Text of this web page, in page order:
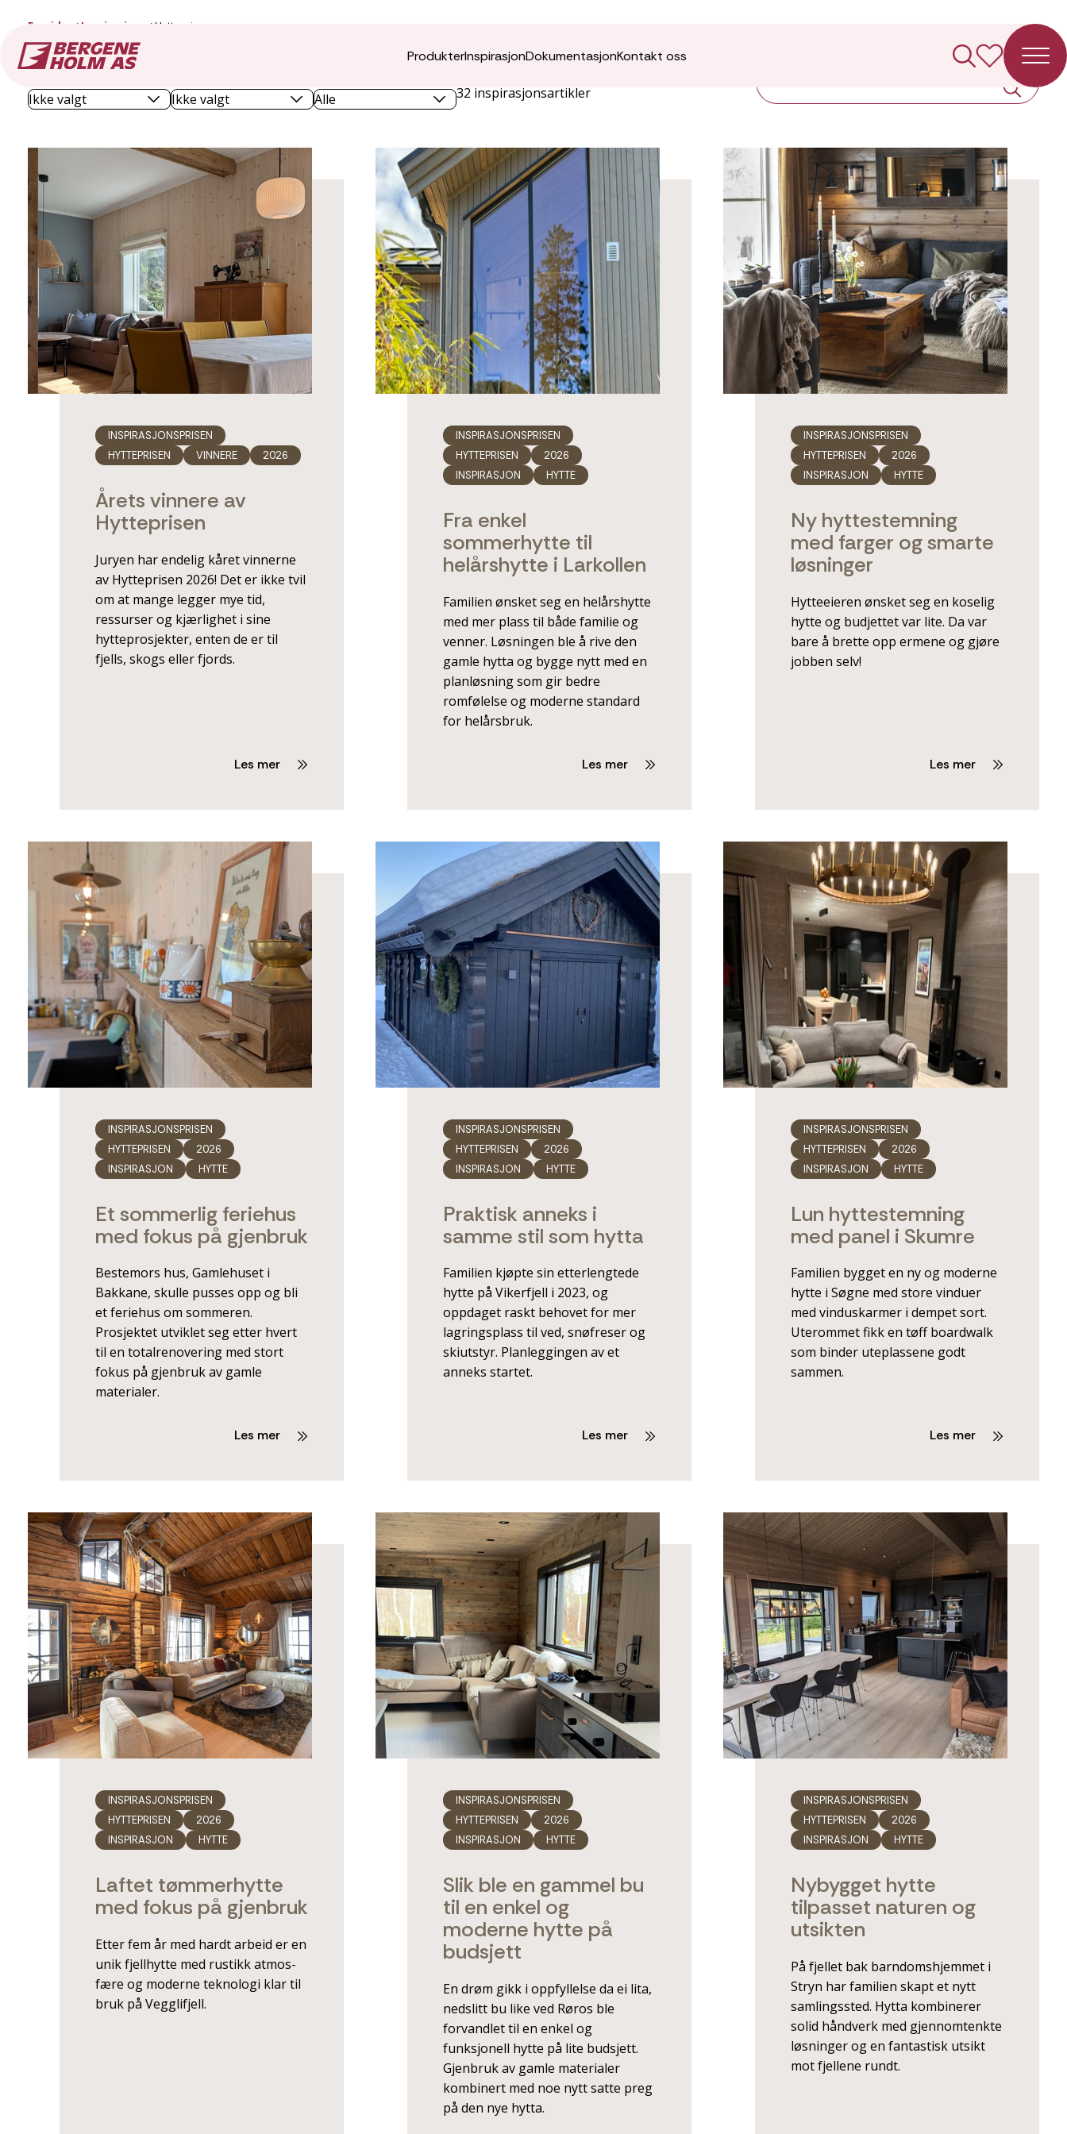
ProdukterInspirasjonDokumentasjonKontakt oss
Forside Inspirasjon Hytteprisen
Priser
32 inspirasjonsartikler
INSPIRASJONSPRISEN
HYTTEPRISEN
VINNERE 2026
Årets vinnere av
Hytteprisen
Juryen har endelig kåret vinnerne
av Hytteprisen 2026! Det er ikke tvil
om at mange legger mye tid,
ressurser og kjærlighet i sine
hytteprosjekter, enten de er til
fjells, skogs eller fjords.
Les mer
INSPIRASJONSPRISEN
HYTTEPRISEN
2026
INSPIRASJON
HYTTE
Fra enkel
sommerhytte til
helårshytte i ­Larkollen
Familien ønsket seg en helårshytte
med mer plass til både familie og
venner. Løsningen ble å rive den
gamle hytta og bygge nytt med en
planløsning som gir bedre
romfølelse og moderne standard
for helårsbruk.
Les mer
INSPIRASJONSPRISEN
HYTTEPRISEN
2026
INSPIRASJON
HYTTE
Ny hyttestemning
med farger og smarte
­løsninger
Hytteeieren ønsket seg en koselig
hytte og budjettet var lite. Da var
bare å brette opp ermene og gjøre
jobben selv!
Les mer
INSPIRASJONSPRISEN
HYTTEPRISEN
2026
INSPIRASJON
HYTTE
Et sommerlig feriehus
med fokus på gjenbruk
Bestemors hus, Gamlehuset i
Bakkane, skulle pusses opp og bli
et feriehus om sommeren.
Prosjektet utviklet seg etter hvert
til en totalrenovering med stort
fokus på gjenbruk av gamle
materialer.
Les mer
INSPIRASJONSPRISEN
HYTTEPRISEN
2026
INSPIRASJON
HYTTE
Praktisk anneks i
samme stil som hytta
Familien kjøpte sin etterlengtede
hytte på Vikerfjell i 2023, og
oppdaget raskt behovet for mer
lagringsplass til ved, snøfreser og
skiutstyr. Planleggingen av et
anneks startet.
Les mer
INSPIRASJONSPRISEN
HYTTEPRISEN
2026
INSPIRASJON
HYTTE
Lun hyttestemning
med panel i Skumre
Familien bygget en ny og moderne
hytte i Søgne med store vinduer
med vinduskarmer i dempet sort.
Uterommet fikk en tøff boardwalk
som binder uteplassene godt
sammen.
Les mer
INSPIRASJONSPRISEN
HYTTEPRISEN
2026
INSPIRASJON
HYTTE
Laftet tømmerhytte
med fokus på gjenbruk
Etter fem år med hardt arbeid er en
unik fjellhytte med rustikk atmos­
fære og moderne teknologi klar til
bruk på Vegglifjell.
INSPIRASJONSPRISEN
HYTTEPRISEN
2026
INSPIRASJON
HYTTE
Slik ble en gammel bu
til en enkel og
moderne hytte på
budsjett
En drøm gikk i oppfyllelse da ei lita,
nedslitt bu like ved Røros ble
forvandlet til en enkel og
funksjonell hytte på lite budsjett.
Gjenbruk av gamle materialer
kombinert med noe nytt satte preg
på den nye hytta.
INSPIRASJONSPRISEN
HYTTEPRISEN
2026
INSPIRASJON
HYTTE
Nybygget hytte
tilpasset naturen og
utsikten
På fjellet bak barndomshjemmet i
Stryn har familien skapt et nytt
samlingssted. Hytta kombinerer
solid håndverk med gjennomtenkte
løsninger og en fantastisk utsikt
mot fjellene rundt.